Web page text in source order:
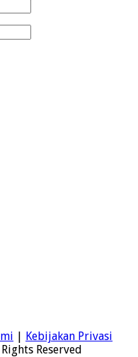
| Kebijakan Privasi
Reserved